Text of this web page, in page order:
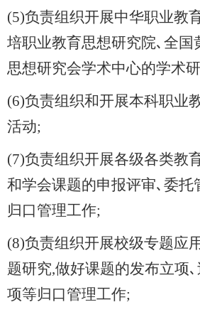
(5)负责组织开展中华职业教
培职业教育思想研究院､全国
思想研究会学术中心的学术
(6)负责组织和开展本科职业
活动;
(7)负责组织开展各级各类教
和学会课题的申报评审､委托
归口管理工作;
(8)负责组织开展校级专题应
题研究,做好课题的发布立项
项等归口管理工作;